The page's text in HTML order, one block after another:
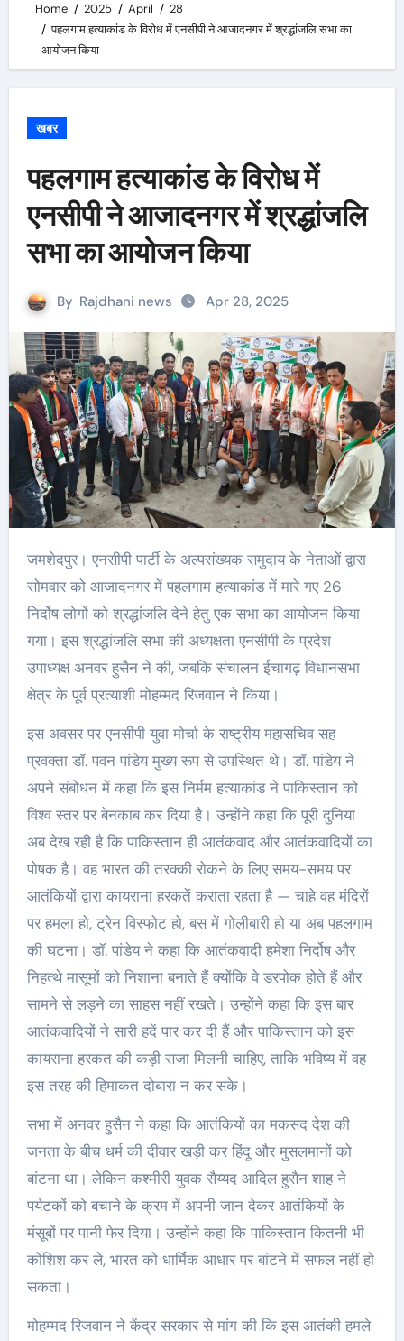
Home 2025 April
28
पहलगाम हत्याकांड के विरोध में एनसीपी ने आजादनगर में श्रद्धांजलि सभा का
आयोजन किया
खबर
पहलगाम हत्याकांड के विरोध में
एनसीपी ने आजादनगर में श्रद्धांजलि
सभा का आयोजन किया
By Rajdhani news Apr 28, 2025
जमशेदपुर। एनसीपी पार्टी के अल्पसंख्यक समुदाय के नेताओं द्वारा
सोमवार को आजादनगर में पहलगाम हत्याकांड में मारे गए 26
निर्दोष लोगों को श्रद्धांजलि देने हेतु एक सभा का आयोजन किया
गया। इस श्रद्धांजलि सभा की अध्यक्षता एनसीपी के प्रदेश
उपाध्यक्ष अनवर हुसैन ने की, जबकि संचालन ईचागढ़ विधानसभा
क्षेत्र के पूर्व प्रत्याशी मोहम्मद रिजवान ने किया।
इस अवसर पर एनसीपी युवा मोर्चा के राष्ट्रीय महासचिव सह
प्रवक्ता डॉ. पवन पांडेय मुख्य रूप से उपस्थित थे। डॉ. पांडेय ने
अपने संबोधन में कहा कि इस निर्मम हत्याकांड ने पाकिस्तान को
विश्व स्तर पर बेनकाब कर दिया है। उन्होंने कहा कि पूरी दुनिया
अब देख रही है कि पाकिस्तान ही आतंकवाद और आतंकवादियों का
पोषक है। वह भारत की तरक्की रोकने के लिए समय-समय पर
आतंकियों द्वारा कायराना हरकतें कराता रहता है — चाहे वह मंदिरों
पर हमला हो, ट्रेन विस्फोट हो, बस में गोलीबारी हो या अब पहलगाम
की घटना। डॉ. पांडेय ने कहा कि आतंकवादी हमेशा निर्दोष और
निहत्थे मासूमों को निशाना बनाते हैं क्योंकि वे डरपोक होते हैं और
सामने से लड़ने का साहस नहीं रखते। उन्होंने कहा कि इस बार
आतंकवादियों ने सारी हदें पार कर दी हैं और पाकिस्तान को इस
कायराना हरकत की कड़ी सजा मिलनी चाहिए, ताकि भविष्य में वह
इस तरह की हिमाकत दोबारा न कर सके।
सभा में अनवर हुसैन ने कहा कि आतंकियों का मकसद देश की
जनता के बीच धर्म की दीवार खड़ी कर हिंदू और मुसलमानों को
बांटना था। लेकिन कश्मीरी युवक सैय्यद आदिल हुसैन शाह ने
पर्यटकों को बचाने के क्रम में अपनी जान देकर आतंकियों के
मंसूबों पर पानी फेर दिया। उन्होंने कहा कि पाकिस्तान कितनी भी
कोशिश कर ले, भारत को धार्मिक आधार पर बांटने में सफल नहीं हो
सकता।
मोहम्मद रिजवान ने केंद्र सरकार से मांग की कि इस आतंकी हमले